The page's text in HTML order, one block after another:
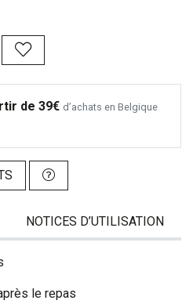
de 39€ d’achats en Belgique
NOTICES D’UTILISATION
le repas